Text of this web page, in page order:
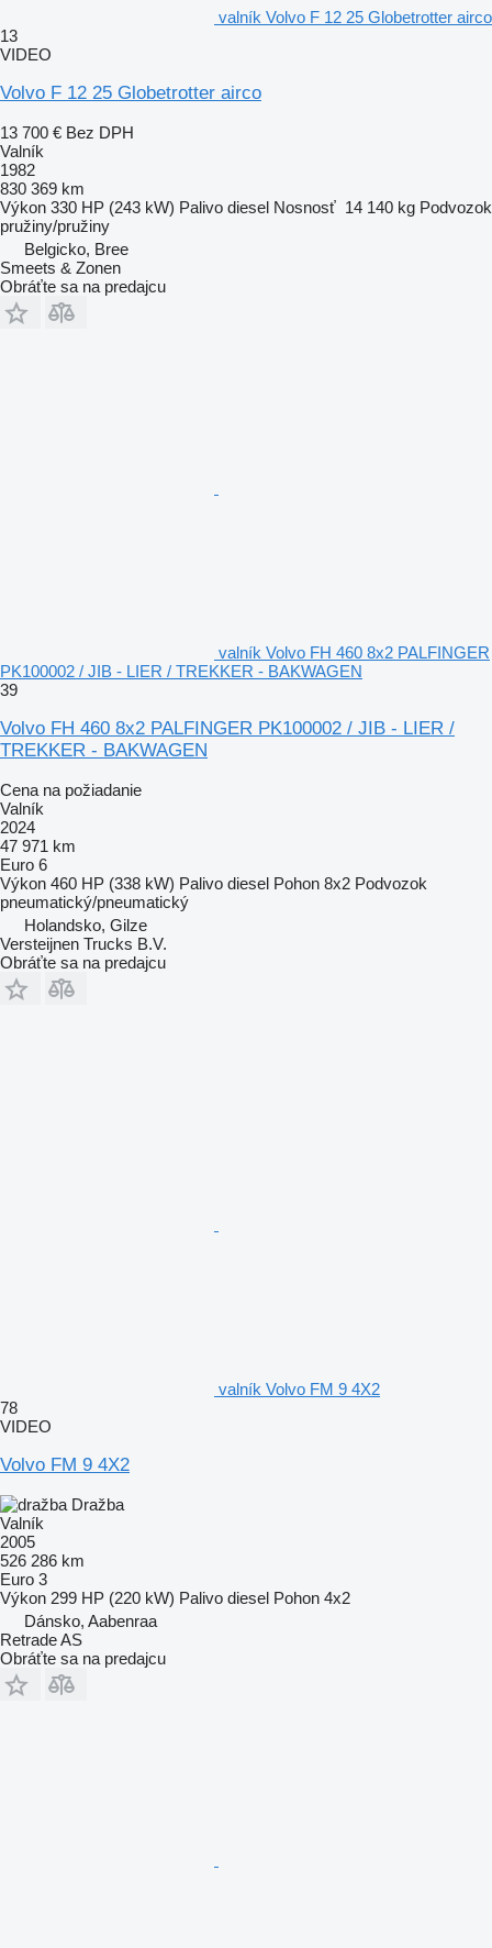
valník Volvo F 12 25 Globetrotter airco
13
VIDEO
Volvo F 12 25 Globetrotter airco
13 700 € Bez DPH
Valník
1982
830 369 km
Výkon 330 HP (243 kW) Palivo diesel Nosnosť 14 140 kg Podvozok
pružiny/pružiny
Belgicko, Bree
Smeets & Zonen
Obráťte sa na predajcu
valník Volvo FH 460 8x2 PALFINGER
PK100002 / JIB - LIER / TREKKER - BAKWAGEN
39
Volvo FH 460 8x2 PALFINGER PK100002 / JIB - LIER /
TREKKER - BAKWAGEN
Cena na požiadanie
Valník
2024
47 971 km
Euro 6
Výkon 460 HP (338 kW) Palivo diesel Pohon 8x2 Podvozok
pneumatický/pneumatický
Holandsko, Gilze
Versteijnen Trucks B.V.
Obráťte sa na predajcu
valník Volvo FM 9 4X2
78
VIDEO
Volvo FM 9 4X2
Dražba
Valník
2005
526 286 km
Euro 3
Výkon 299 HP (220 kW) Palivo diesel Pohon 4x2
Dánsko, Aabenraa
Retrade AS
Obráťte sa na predajcu